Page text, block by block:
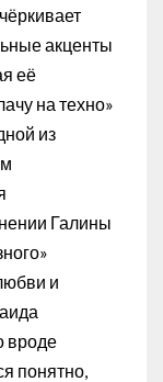
акценты
её
на техно»
из
Галины
и
вроде
понятно,